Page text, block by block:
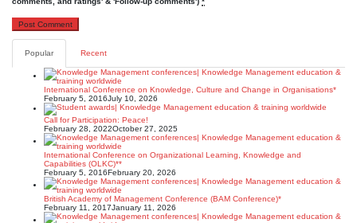
Popular Recent
International Conference on Knowledge, Culture and Change in Organisations*
February 5, 2016July 10, 2026
Call for Participation: Peace!
February 28, 2022October 27, 2025
International Conference on Organizational Learning, Knowledge and
Capabilities (OLKC)**
February 5, 2016February 20, 2026
British Academy of Management Conference (BAM Conference)*
February 11, 2017January 11, 2026